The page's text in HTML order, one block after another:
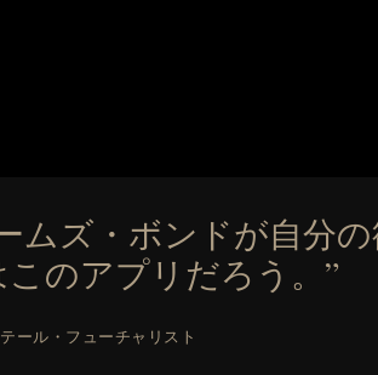
ムズ・ボンドが自分
このアプリだろう。”
ール・フューチャリスト